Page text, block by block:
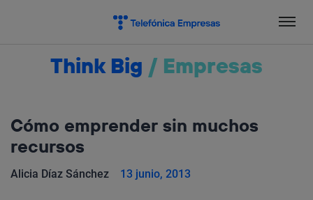
Think Big / Empresas
Cómo emprender sin muchos
recursos
Alicia Díaz Sánchez 13 junio, 2013